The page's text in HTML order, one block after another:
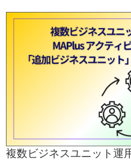
複数ビジネスユニット運